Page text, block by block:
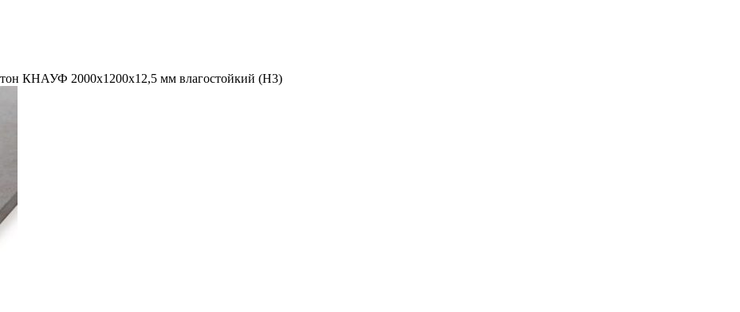
КНАУФ 2000х1200х12,5 мм влагостойкий (Н3)